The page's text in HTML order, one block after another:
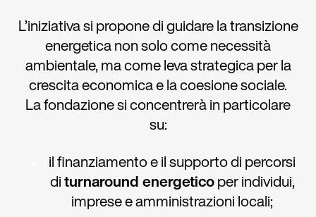
L’iniziativa si propone di guidare la transizione
energetica non solo come necessità
ambientale, ma come leva strategica per la
crescita economica e la coesione sociale.
La fondazione si concentrerà in particolare
su:
il finanziamento e il supporto di percorsi
diturnaround energeticoper individui,
imprese e amministrazioni locali;